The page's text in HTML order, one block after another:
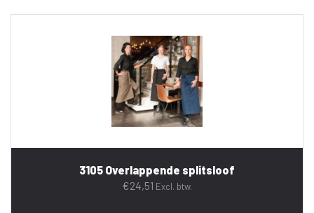
3105 Overlappende splitsloof
€24,51 Excl. btw.